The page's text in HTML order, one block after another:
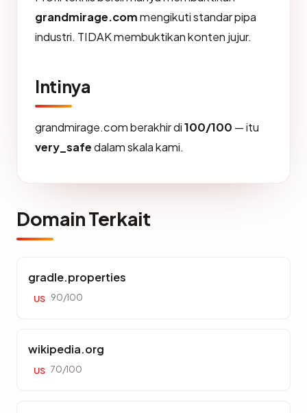
grandmirage.commengikuti standar pipa
industri. TIDAK membuktikan konten jujur.
Intinya
grandmirage.com berakhir di100/100 — itu
very_safedalam skala kami.
Domain Terkait
gradle.properties
US 90/100
wikipedia.org
US 70/100